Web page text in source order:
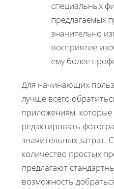
специальных
предлагаемых
значительно
восприятие
ему более
Для начинающих
лучше всего
приложениям,
редактировать
значительных затрат.
количество простых
предлагают
возможность